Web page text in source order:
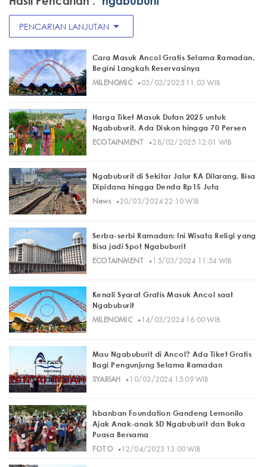
PENCARIAN LANJUTAN arrow_drop_down
Cara Masuk Ancol Gratis Selama Ramadan,
Begini Langkah Reservasinya
MILENOMIC· 03/03/2025 11:03 WIB
Harga Tiket Masuk Dufan 2025 untuk
Ngabuburit, Ada Diskon hingga 70 Persen
ECOTAINMENT
· 28/02/2025 12:01 WIB
Ngabuburit di Sekitar Jalur KA Dilarang, Bisa
Dipidana hingga Denda Rp15 Juta
News· 20/03/2024 22:10 WIB
Serba-serbi Ramadan: Ini Wisata Religi yang
Bisa jadi Spot Ngabuburit
ECOTAINMENT
· 15/03/2024 11:54 WIB
Kenali Syarat Gratis Masuk Ancol saat
Ngabuburit
MILENOMIC· 14/03/2024 16:00 WIB
Mau Ngabuburit di Ancol? Ada Tiket Gratis
Bagi Pengunjung Selama Ramadan
SYARIAH
· 10/03/2024 15:09 WIB
Isbanban Foundation Gandeng Lemonilo
Ajak Anak-anak SD Ngabuburit dan Buka
Puasa Bersama
FOTO· 12/04/2023 13:00 WIB